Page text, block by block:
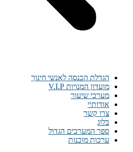
הגדלת הכנסה לאנשי חינוך
מועדון המנויות V.I.P
מערכי שיעור
אודותיי
צרו קשר
בלוג
ספר המערכים הגדול
ערכות מוכנות